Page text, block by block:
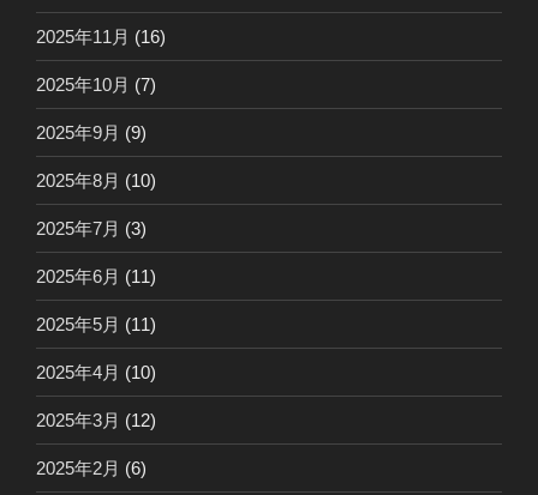
2025年11月 (16)
2025年10月 (7)
2025年9月 (9)
2025年8月 (10)
2025年7月 (3)
2025年6月 (11)
2025年5月 (11)
2025年4月 (10)
2025年3月 (12)
2025年2月 (6)